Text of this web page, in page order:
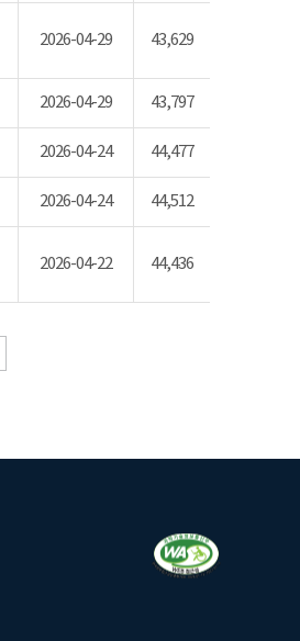
2026-04-29 43,629
2026-04-29 43,797
2026-04-24 44,477
2026-04-24 44,512
2026-04-22 44,436